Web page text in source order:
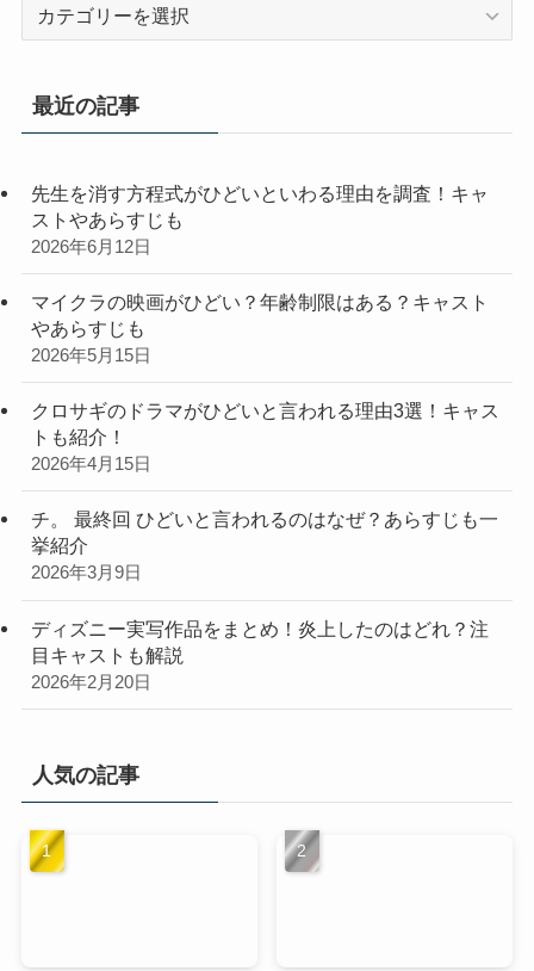
リ
最近の記事
先生を消す方程式がひどいといわる理由を調査！キャ
ストやあらすじも
2026年6月12日
マイクラの映画がひどい？年齢制限はある？キャスト
やあらすじも
2026年5月15日
クロサギのドラマがひどいと言われる理由3選！キャス
トも紹介！
2026年4月15日
チ。 最終回 ひどいと言われるのはなぜ？あらすじも一
挙紹介
2026年3月9日
ディズニー実写作品をまとめ！炎上したのはどれ？注
目キャストも解説
2026年2月20日
人気の記事